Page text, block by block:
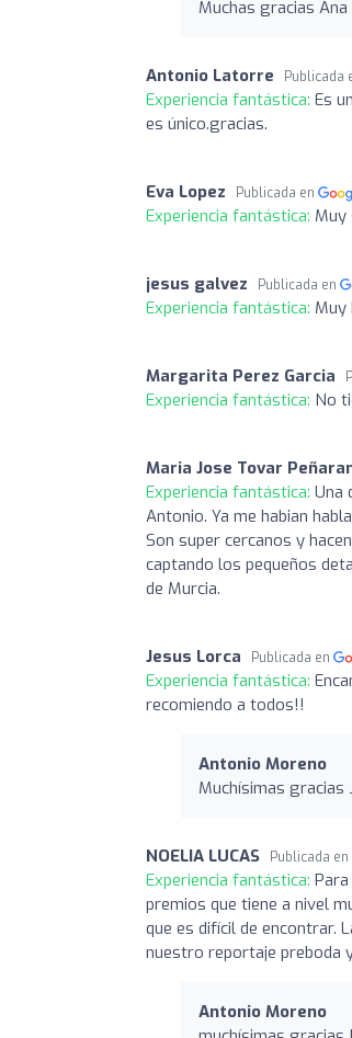
Muchas gracias Ana
Antonio Latorre Publicada
Experiencia fantástica: Es
es único.gracias.
Eva Lopez Publicada en
Experiencia fantástica: Muy
jesus galvez Publicada en
Experiencia fantástica:
Margarita Perez Garcia
Experiencia fantástica: No
Maria Jose Tovar
Experiencia fantástica: Una
Antonio. Ya me habian
Son super cercanos y
captando los pequeños
de Murcia.
Jesus Lorca Publicada en
Experiencia fantástica:
recomiendo a todos!!
Antonio Moreno
Muchísimas
NOELIA LUCAS Publicada en
Experiencia fantástica:
premios que tiene a nivel
que es difícil de encontrar.
nuestro reportaje preboda
Antonio Moreno